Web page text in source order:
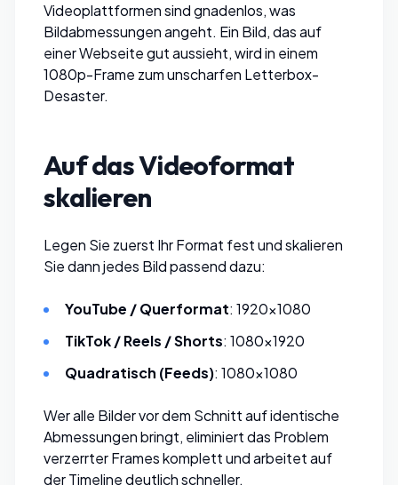
Videoplattformen sind gnadenlos, was
Bildabmessungen angeht. Ein Bild, das auf
einer Webseite gut aussieht, wird in einem
1080p-Frame zum unscharfen Letterbox-
Desaster.
Auf das Videoformat
skalieren
Legen Sie zuerst Ihr Format fest undskalieren
Sie dann jedes Bildpassend dazu:
YouTube / Querformat: 1920×1080
TikTok / Reels / Shorts: 1080×1920
Quadratisch (Feeds): 1080×1080
Wer alle Bilder vor dem Schnitt auf identische
Abmessungen bringt, eliminiert das Problem
verzerrter Frames komplett und arbeitet auf
der Timeline deutlich schneller.